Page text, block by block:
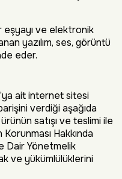
eşyayı ve elektronik
yazılım, ses, görüntü
eder.
ait internet sitesi
verdiği aşağıda
satışı ve teslimi ile
Hakkında
Dair Yönetmelik
ve yükümlülüklerini